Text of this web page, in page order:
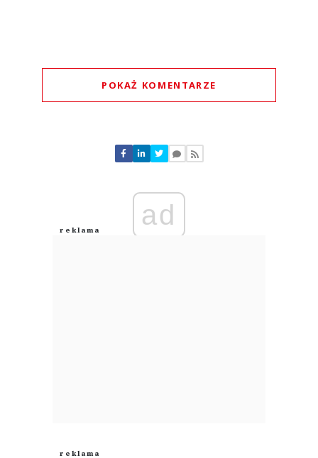
POKAŻ KOMENTARZE
Nie znaleziono komentarzy
Zostaw swoje komentarze
Anuluj
ad